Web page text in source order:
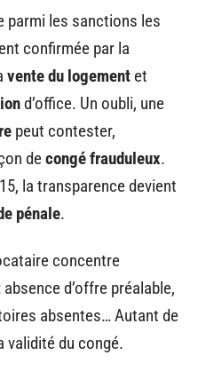
parmi les sanctions les
confirmée par la
vente du logement et
d’office. Un oubli, une
peut contester,
decongé frauduleux.
la transparence devient
pénale.
concentre
d’offre préalable,
absentes… Autant de
validité du congé.